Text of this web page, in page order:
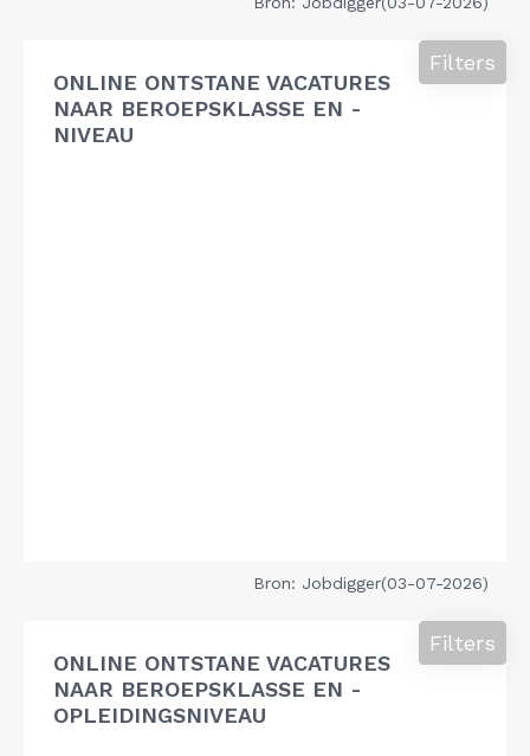
ONLINE ONTSTANE VACATURES
NAAR BEROEPSKLASSE EN -
NIVEAU
Filters
Bron: Jobdigger(03-07-2026)
ONLINE ONTSTANE VACATURES
NAAR BEROEPSKLASSE EN -
OPLEIDINGSNIVEAU
Filters